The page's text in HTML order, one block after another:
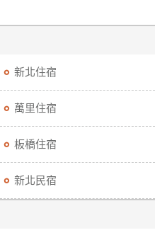
新北住宿
萬里住宿
板橋住宿
新北民宿